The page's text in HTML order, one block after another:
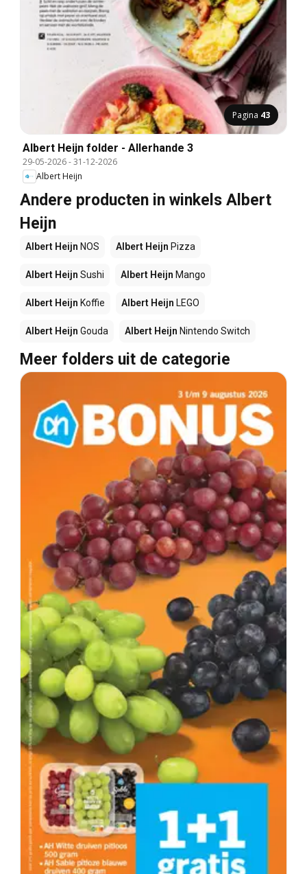
Pagina 43
Albert Heijn folder - Allerhande 3
29-05-2026-31-12-2026
Albert Heijn
Andere producten in winkels Albert
Heijn
Albert Heijn NOS Albert Heijn Pizza
Albert Heijn Sushi Albert Heijn Mango
Albert Heijn Koffie Albert Heijn LEGO
Albert Heijn Gouda Albert Heijn Nintendo Switch
Meer folders uit de categorie